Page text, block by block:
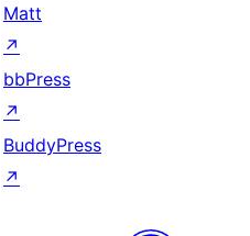
Matt
↗
bbPress
↗
BuddyPress
↗